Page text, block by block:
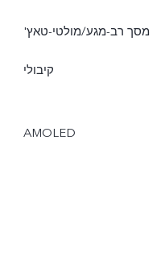
מסך רב-מגע/מולטי-טאץ'
קיבולי
AMOLED